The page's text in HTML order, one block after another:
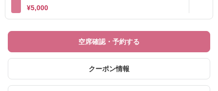
¥5,000
空席確認・予約する
クーポン情報